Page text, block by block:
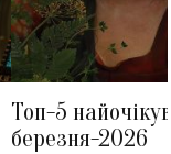
Топ-5
березня-2026